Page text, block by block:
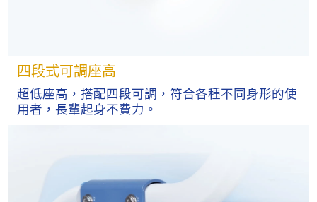
四段式可調座高
超低座高，搭配四段可調，符合各種不同身形的使
用者，長輩起身不費力。